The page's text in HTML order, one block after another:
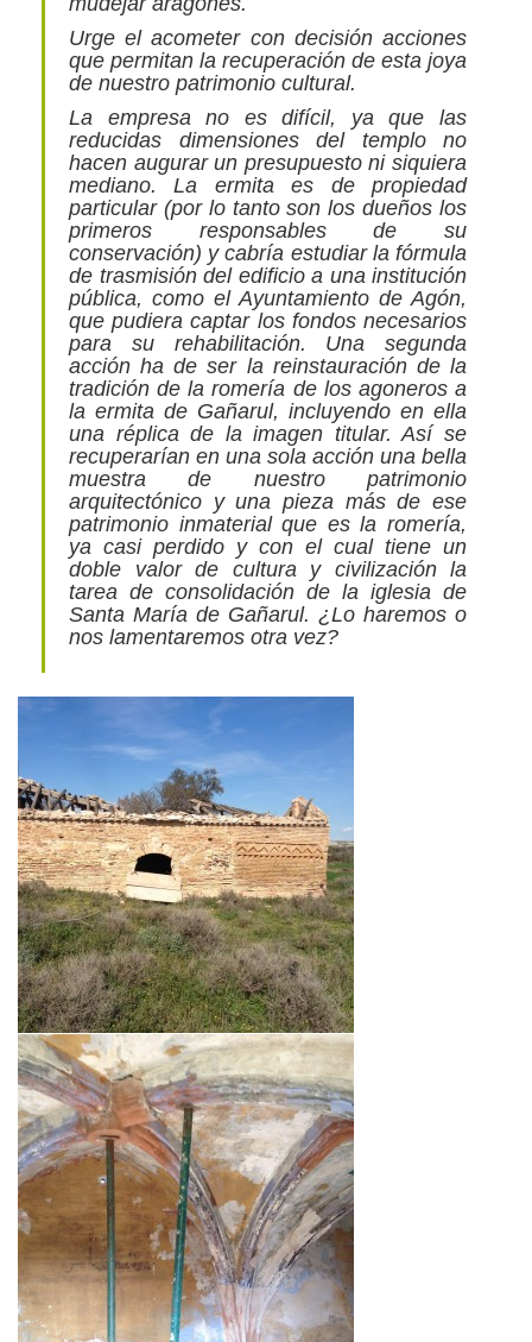
Urge el acometer con decisión acciones
que permitan la recuperación de esta joya
de nuestro patrimonio cultural.
La empresa no es difícil, ya que las
reducidas dimensiones del templo no
hacen augurar un presupuesto ni siquiera
mediano. La ermita es de propiedad
particular (por lo tanto son los dueños los
primeros responsables de su
conservación) y cabría estudiar la fórmula
de trasmisión del edificio a una institución
pública, como el Ayuntamiento de Agón,
que pudiera captar los fondos necesarios
para su rehabilitación. Una segunda
acción ha de ser la reinstauración de la
tradición de la romería de los agoneros a
la ermita de Gañarul, incluyendo en ella
una réplica de la imagen titular. Así se
recuperarían en una sola acción una bella
muestra de nuestro patrimonio
arquitectónico y una pieza más de ese
patrimonio inmaterial que es la romería,
ya casi perdido y con el cual tiene un
doble valor de cultura y civilización la
tarea de consolidación de la iglesia de
Santa María de Gañarul. ¿Lo haremos o
nos lamentaremos otra vez?